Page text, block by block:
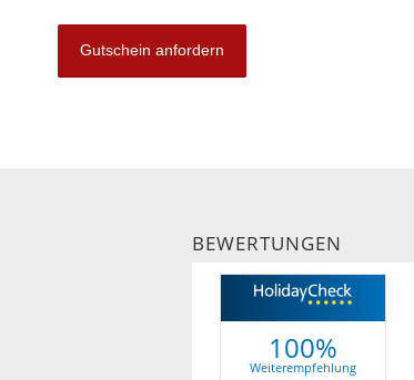
BEWERTUNGEN
100%
Weiterempfehlung